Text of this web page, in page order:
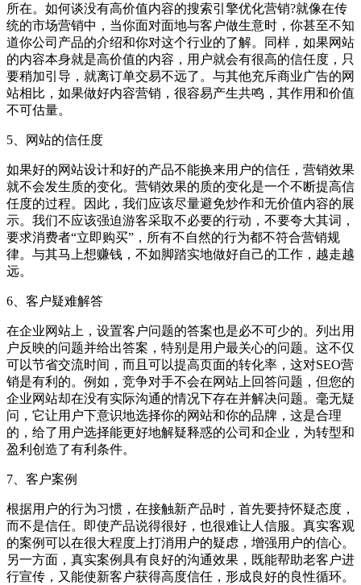
所在。如何谈没有高价值内容的搜索引擎优化营销?就像在传
统的市场营销中，当你面对面地与客户做生意时，你甚至不知
道你公司产品的介绍和你对这个行业的了解。同样，如果网站
的内容本身就是高价值的内容，用户就会有很高的信任度，只
要稍加引导，就离订单交易不远了。与其他充斥商业广告的网
站相比，如果做好内容营销，很容易产生共鸣，其作用和价值
不可估量。
5、网站的信任度
如果好的网站设计和好的产品不能换来用户的信任，营销效果
就不会发生质的变化。营销效果的质的变化是一个不断提高信
任度的过程。因此，我们应该尽量避免炒作和无价值内容的展
示。我们不应该强迫游客采取不必要的行动，不要夸大其词，
要求消费者“立即购买”，所有不自然的行为都不符合营销规
律。与其马上想赚钱，不如脚踏实地做好自己的工作，越走越
远。
6、客户疑难解答
在企业网站上，设置客户问题的答案也是必不可少的。列出用
户反映的问题并给出答案，特别是用户最关心的问题。这不仅
可以节省交流时间，而且可以提高页面的转化率，这对SEO营
销是有利的。例如，竞争对手不会在网站上回答问题，但您的
企业网站却在没有实际沟通的情况下存在并解决问题。毫无疑
问，它让用户下意识地选择你的网站和你的品牌，这是合理
的，给了用户选择能更好地解疑释惑的公司和企业，为转型和
盈利创造了有利条件。
7、客户案例
根据用户的行为习惯，在接触新产品时，首先要持怀疑态度，
而不是信任。即使产品说得很好，也很难让人信服。真实客观
的案例可以在很大程度上打消用户的疑虑，增强用户的信心。
另一方面，真实案例具有良好的沟通效果，既能帮助老客户进
行宣传，又能使新客户获得高度信任，形成良好的良性循环。